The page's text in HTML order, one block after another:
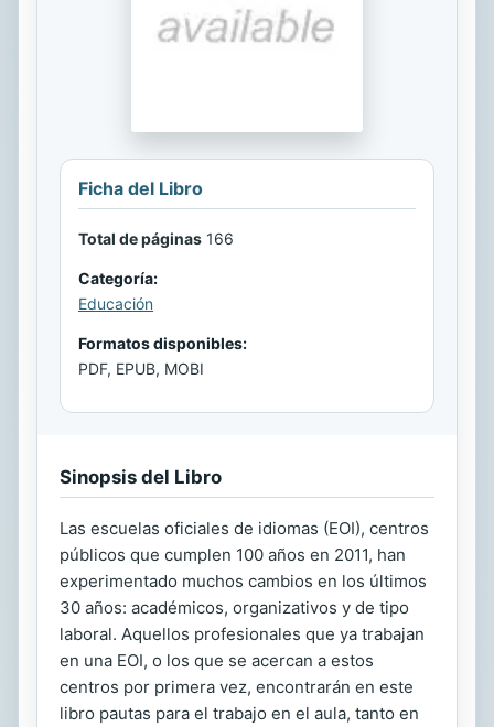
Ficha del Libro
Total de páginas 166
Categoría:
Educación
Formatos disponibles:
PDF, EPUB, MOBI
Sinopsis del Libro
Las escuelas oficiales de idiomas (EOI), centros
públicos que cumplen 100 años en 2011, han
experimentado muchos cambios en los últimos
30 años: académicos, organizativos y de tipo
laboral. Aquellos profesionales que ya trabajan
en una EOI, o los que se acercan a estos
centros por primera vez, encontrarán en este
libro pautas para el trabajo en el aula, tanto en